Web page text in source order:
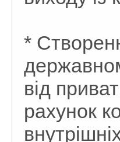
*
від
рахунок